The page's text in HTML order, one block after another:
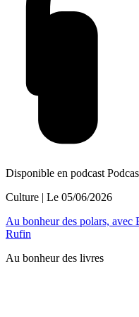
Disponible en podcast
Culture | Le 05/06/2026
Au bonheur des polars, avec
Rufin
Au bonheur des livres